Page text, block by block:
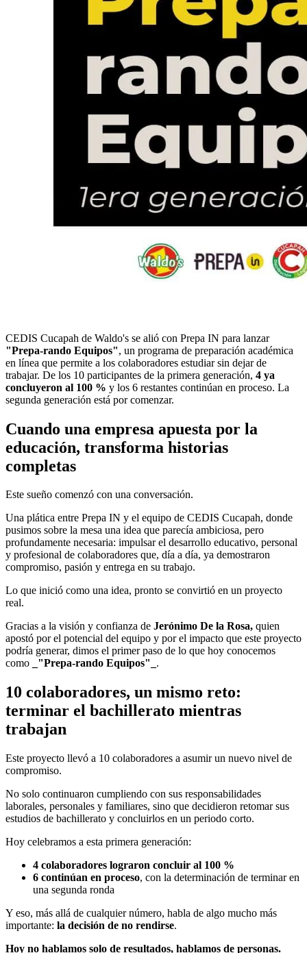
CEDIS Cucapah de Waldo's se alió con Prepa IN para lanzar
"Prepa-rando Equipos", un programa de preparación académica
en línea que permite a los colaboradores estudiar sin dejar de
trabajar. De los 10 participantes de la primera generación, 4 ya
concluyeron al 100 % y los 6 restantes continúan en proceso. La
segunda generación está por comenzar.
Cuando una empresa apuesta por la
educación, transforma historias
completas
Este sueño comenzó con una conversación.
Una plática entre Prepa IN y el equipo de CEDIS Cucapah, donde
pusimos sobre la mesa una idea que parecía ambiciosa, pero
profundamente necesaria: impulsar el desarrollo educativo, personal
y profesional de colaboradores que, día a día, ya demostraron
compromiso, pasión y entrega en su trabajo.
Lo que inició como una idea, pronto se convirtió en un proyecto
real.
Gracias a la visión y confianza de Jerónimo De la Rosa, quien
apostó por el potencial del equipo y por el impacto que este proyecto
podría generar, dimos el primer paso de lo que hoy conocemos
como
_"Prepa-rando Equipos"_ .
10 colaboradores, un mismo reto:
terminar el bachillerato mientras
trabajan
Este proyecto llevó a 10 colaboradores a asumir un nuevo nivel de
compromiso.
No solo continuaron cumpliendo con sus responsabilidades
laborales, personales y familiares, sino que decidieron retomar sus
estudios de bachillerato y concluirlos en un periodo corto.
Hoy celebramos a esta primera generación:
4 colaboradores lograron concluir al 100 %
6 continúan en proceso, con la determinación de terminar en
una segunda ronda
Y eso, más allá de cualquier número, habla de algo mucho más
importante: la decisión de no rendirse.
Hoy no hablamos solo de resultados, hablamos de personas.